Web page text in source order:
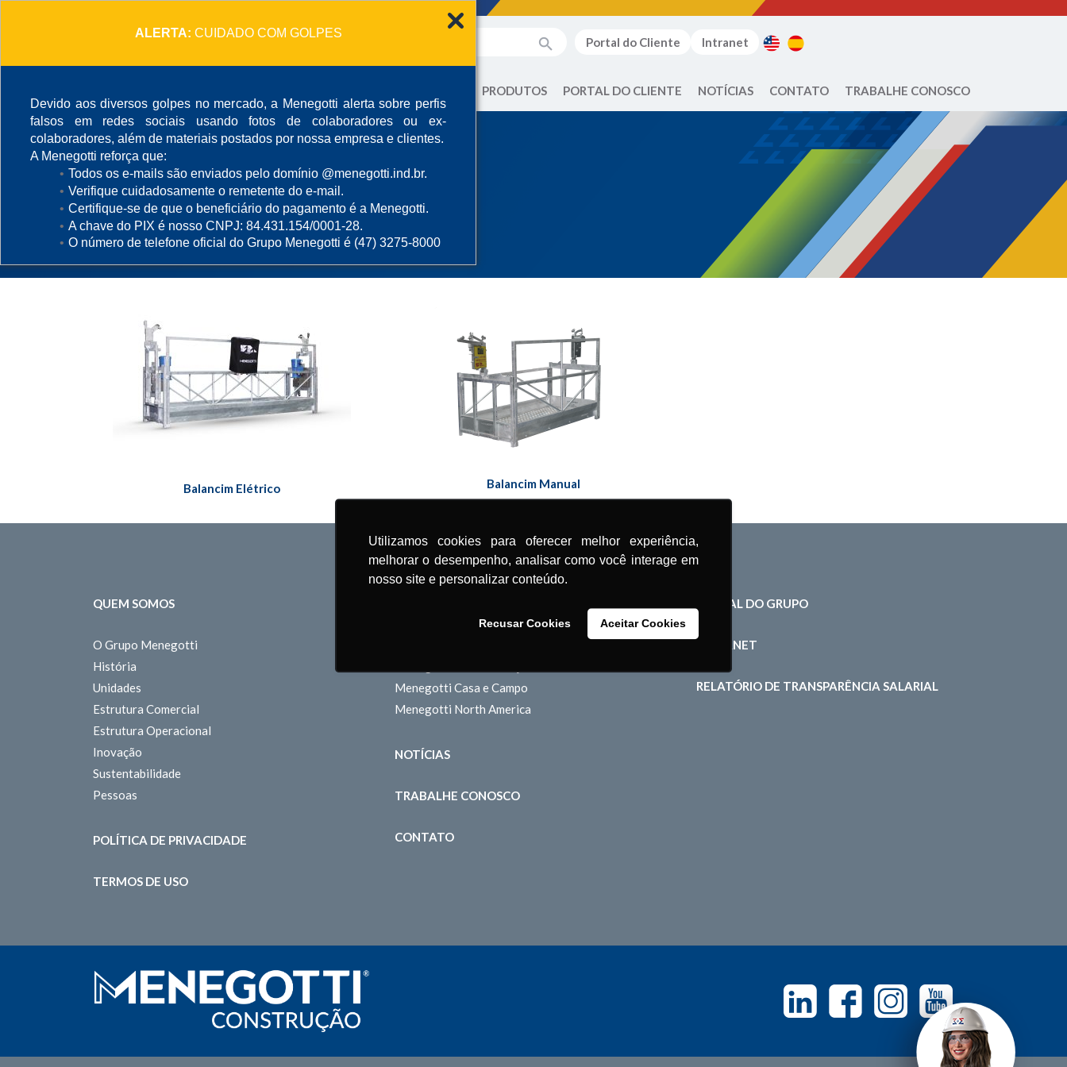
ALERTA: CUIDADO COM GOLPES
Devido aos diversos golpes no mercado, a Menegotti alerta sobre perfis
falsos em redes sociais usando fotos de colaboradores ou ex-
colaboradores, além de materiais postados por nossa empresa e clientes.
A Menegotti reforça que:
Todos os e-mails são enviados pelo domínio @menegotti.ind.br.
Verifique cuidadosamente o remetente do e-mail.
Certifique-se de que o beneficiário do pagamento é a Menegotti.
A chave do PIX é nosso CNPJ: 84.431.154/0001-28.
O número de telefone oficial do Grupo Menegotti é (47) 3275-8000
Utilizamos cookies para oferecer melhor experiência,
melhorar o desempenho, analisar como você interage em
nosso site e personalizar conteúdo.
Recusar Cookies Aceitar Cookies
Portal do Cliente Intranet
PRODUTOS PORTAL DO CLIENTE NOTÍCIAS CONTATO TRABALHE CONOSCO
Ferramentas - Balancim
Balancim Elétrico Balancim Manual
QUEM SOMOS
O Grupo Menegotti
História
Unidades
Estrutura Comercial
Estrutura Operacional
Inovação
Sustentabilidade
Pessoas
POLÍTICA DE PRIVACIDADE
TERMOS DE USO
Menegotti Casa e Campo
Menegotti North America
NOTÍCIAS
TRABALHE CONOSCO
CONTATO
PORTAL DO GRUPO
INTRANET
RELATÓRIO DE TRANSPARÊNCIA SALARIAL
Linkedin Facebook Instagram